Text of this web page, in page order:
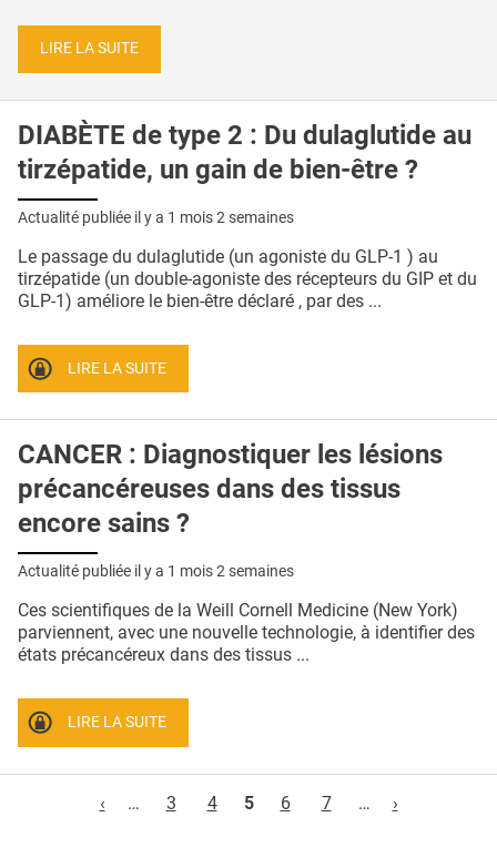
LIRE LA SUITE
DIABÈTE de type 2 : Du dulaglutide au
tirzépatide, un gain de bien-être ?
Actualité publiée il y a 1 mois 2 semaines
Le passage du dulaglutide (un agoniste du GLP-1 ) au
tirzépatide (un double-agoniste des récepteurs du GIP et du
GLP-1) améliore le bien-être déclaré , par des ...
LIRE LA SUITE
CANCER : Diagnostiquer les lésions
précancéreuses dans des tissus
encore sains ?
Actualité publiée il y a 1 mois 2 semaines
Ces scientifiques de la Weill Cornell Medicine (New York)
parviennent, avec une nouvelle technologie, à identifier des
états précancéreux dans des tissus ...
LIRE LA SUITE
‹
… 3 4 5 6 7 … ›